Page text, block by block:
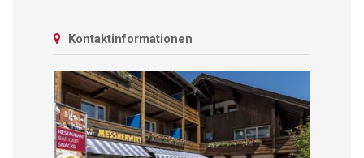
Kontaktinformationen